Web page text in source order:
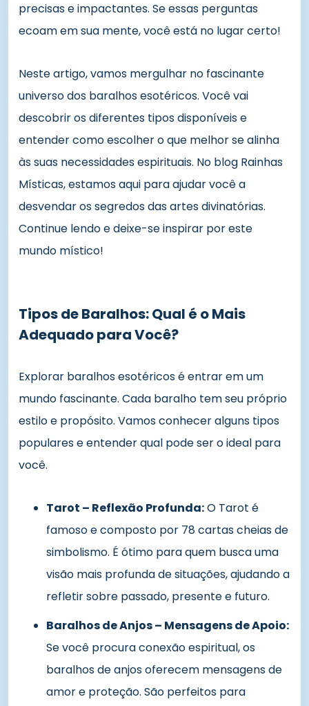
precisas e impactantes. Se essas perguntas
ecoam em sua mente, você está no lugar certo!
Neste artigo, vamos mergulhar no fascinante
universo dos baralhos esotéricos. Você vai
descobrir os diferentes tipos disponíveis e
entender como escolher o que melhor se alinha
às suas necessidades espirituais. No blog Rainhas
Místicas, estamos aqui para ajudar você a
desvendar os segredos das artes divinatórias.
Continue lendo e deixe-se inspirar por este
mundo místico!
Tipos de Baralhos: Qual é o Mais
Adequado para Você?
Explorar baralhos esotéricos é entrar em um
mundo fascinante. Cada baralho tem seu próprio
estilo e propósito. Vamos conhecer alguns tipos
populares e entender qual pode ser o ideal para
você.
Tarot – Reflexão Profunda:O Tarot é
famoso e composto por 78 cartas cheias de
simbolismo. É ótimo para quem busca uma
visão mais profunda de situações, ajudando a
refletir sobre passado, presente e futuro.
Baralhos de Anjos – Mensagens de Apoio:
Se você procura conexão espiritual, os
baralhos de anjos oferecem mensagens de
amor e proteção. São perfeitos para